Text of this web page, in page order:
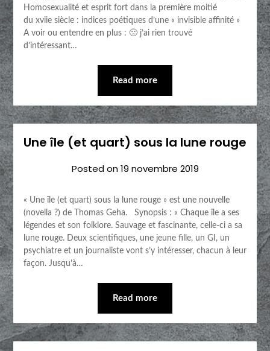
Homosexualité et esprit fort dans la première moitié
du xviie siècle : indices poétiques d’une « invisible affinité »
A voir ou entendre en plus : 🙁 j’ai rien trouvé
d’intéressant…
Read more
Une île (et quart) sous la lune rouge
Posted on19 novembre 2019
« Une île (et quart) sous la lune rouge » est une nouvelle
(novella ?) de Thomas Geha. Synopsis : « Chaque île a ses
légendes et son folklore. Sauvage et fascinante, celle-ci a sa
lune rouge. Deux scientifiques, une jeune fille, un GI, un
psychiatre et un journaliste vont s’y intéresser, chacun à leur
façon. Jusqu’à…
Read more